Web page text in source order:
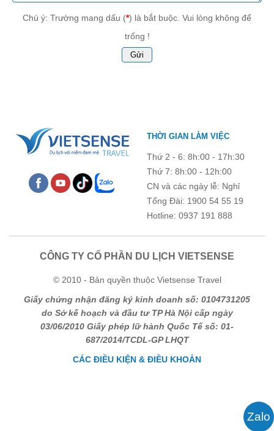
Chú ý: Trường mang dấu (*) là bắt buộc. Vui lòng không để
trống !
THỜI GIAN LÀM VIỆC
Thứ 2 - 6: 8h:00 - 17h:30
Thứ 7: 8h:00 - 12h:00
CN và các ngày lễ: Nghỉ
Tổng Đài: 1900 54 55 19
Hotline: 0937 191 888
CÔNG TY CỔ PHẦN DU LỊCH VIETSENSE
© 2010 - Bản quyền thuộc Vietsense Travel
Giấy chứng nhận đăng ký kinh doanh số: 0104731205
do Sở kế hoạch và đầu tư TP Hà Nội cấp ngày
03/06/2010 Giấy phép lữ hành Quốc Tế số: 01-
687/2014/TCDL-GP LHQT
CÁC ĐIỀU KIỆN & ĐIỀU KHOẢN